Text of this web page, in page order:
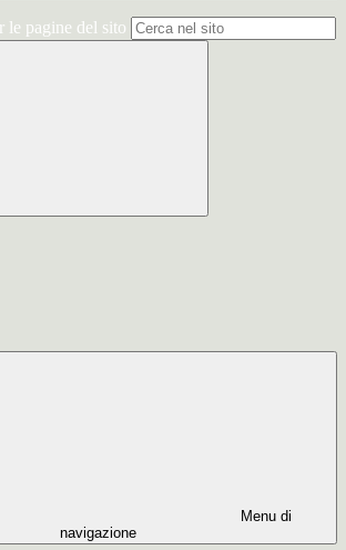
le pagine del sito
Menu di
navigazione